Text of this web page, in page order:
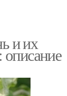
и их
описание